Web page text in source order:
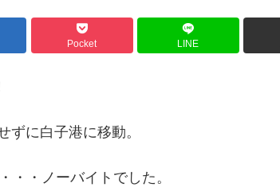
Pocket LINE
ずに白子港に移動。
・・ノーバイトでした。